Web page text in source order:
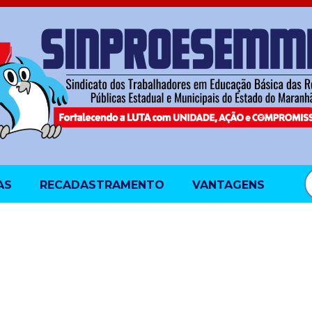
RECADASTRAMENTO VANTAGENS